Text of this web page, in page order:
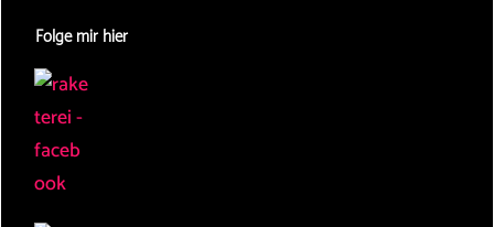
Folge mir hier